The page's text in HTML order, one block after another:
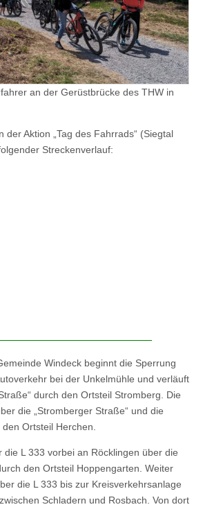
an der Gerüstbrücke des THW in
der Aktion „Tag des Fahrrads“ (Siegtal
Streckenverlauf:
Windeck beginnt die Sperrung
bei der Unkelmühle und verläuft
durch den Ortsteil Stromberg. Die
die „Stromberger Straße“ und die
den Ortsteil Herchen.
die L 333 vorbei an Röcklingen über die
den Ortsteil Hoppengarten. Weiter
die L 333 bis zur Kreisverkehrsanlage
zwischen Schladern und Rosbach. Von dort